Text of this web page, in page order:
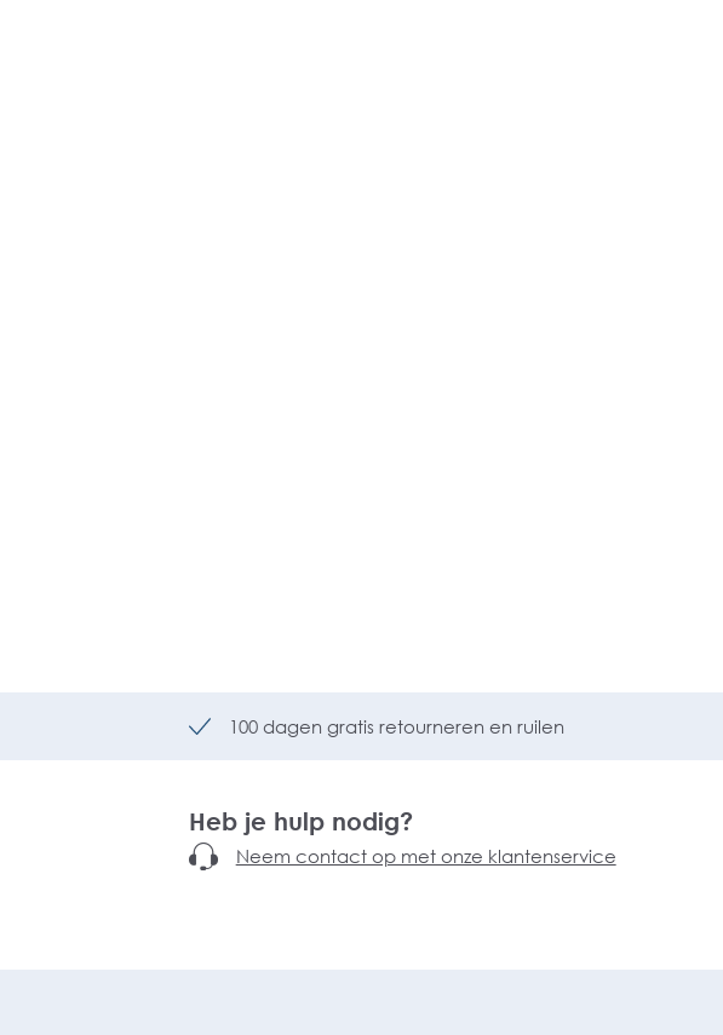
100 dagen gratis retourneren en ruilen
Heb je hulp nodig?
Neem contact op met onze klantenservice